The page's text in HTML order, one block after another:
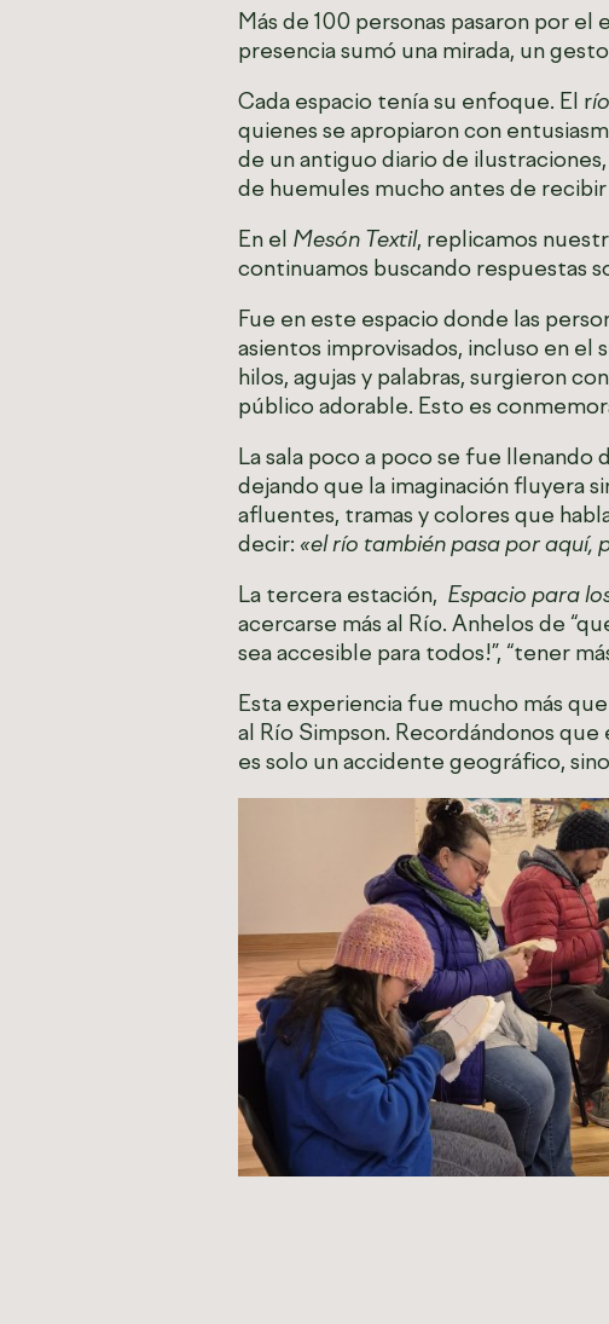
Más de 100 personas pasaron por
presencia sumó una mirada, un
Cada espacio tenía su enfoque. El r
quienes se apropiaron con
de un antiguo diario de
de huemules mucho antes de recibir
En el Mesón Textil, replicamos
continuamos buscando respuestas
Fue en este espacio donde las
asientos improvisados, incluso en
hilos, agujas y palabras, surgieron
público adorable. Esto es
La sala poco a poco se fue
dejando que la imaginación fluyera
afluentes, tramas y colores que
decir: «el río también pasa por aquí,
La tercera estación, Espacio para
acercarse más al Río. Anhelos de
sea accesible para todos!”, “tener
Esta experiencia fue mucho más
al Río Simpson. Recordándonos
es solo un accidente geográfico,